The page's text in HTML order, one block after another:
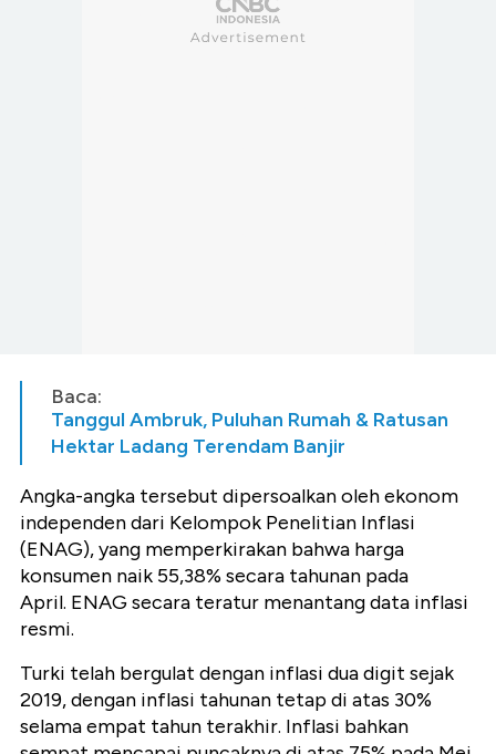
Baca:
Tanggul Ambruk, Puluhan Rumah & Ratusan
Hektar Ladang Terendam Banjir
Angka-angka tersebut dipersoalkan oleh ekonom
independen dari Kelompok Penelitian Inflasi
(ENAG), yang memperkirakan bahwa harga
konsumen naik 55,38% secara tahunan pada
April. ENAG secara teratur menantang data inflasi
resmi.
Turki telah bergulat dengan inflasi dua digit sejak
2019, dengan inflasi tahunan tetap di atas 30%
selama empat tahun terakhir. Inflasi bahkan